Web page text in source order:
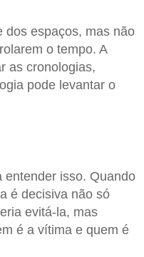
dos espaços, mas não
o tempo. A
as cronologias,
pode levantar o
entender isso. Quando
é decisiva não só
evitá-la, mas
é a vítima e quem é